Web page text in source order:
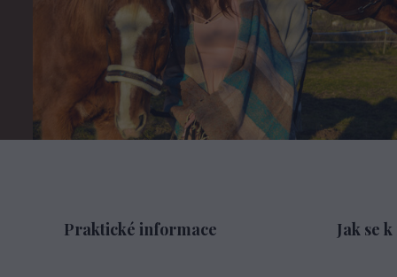
Praktické informace Jak se